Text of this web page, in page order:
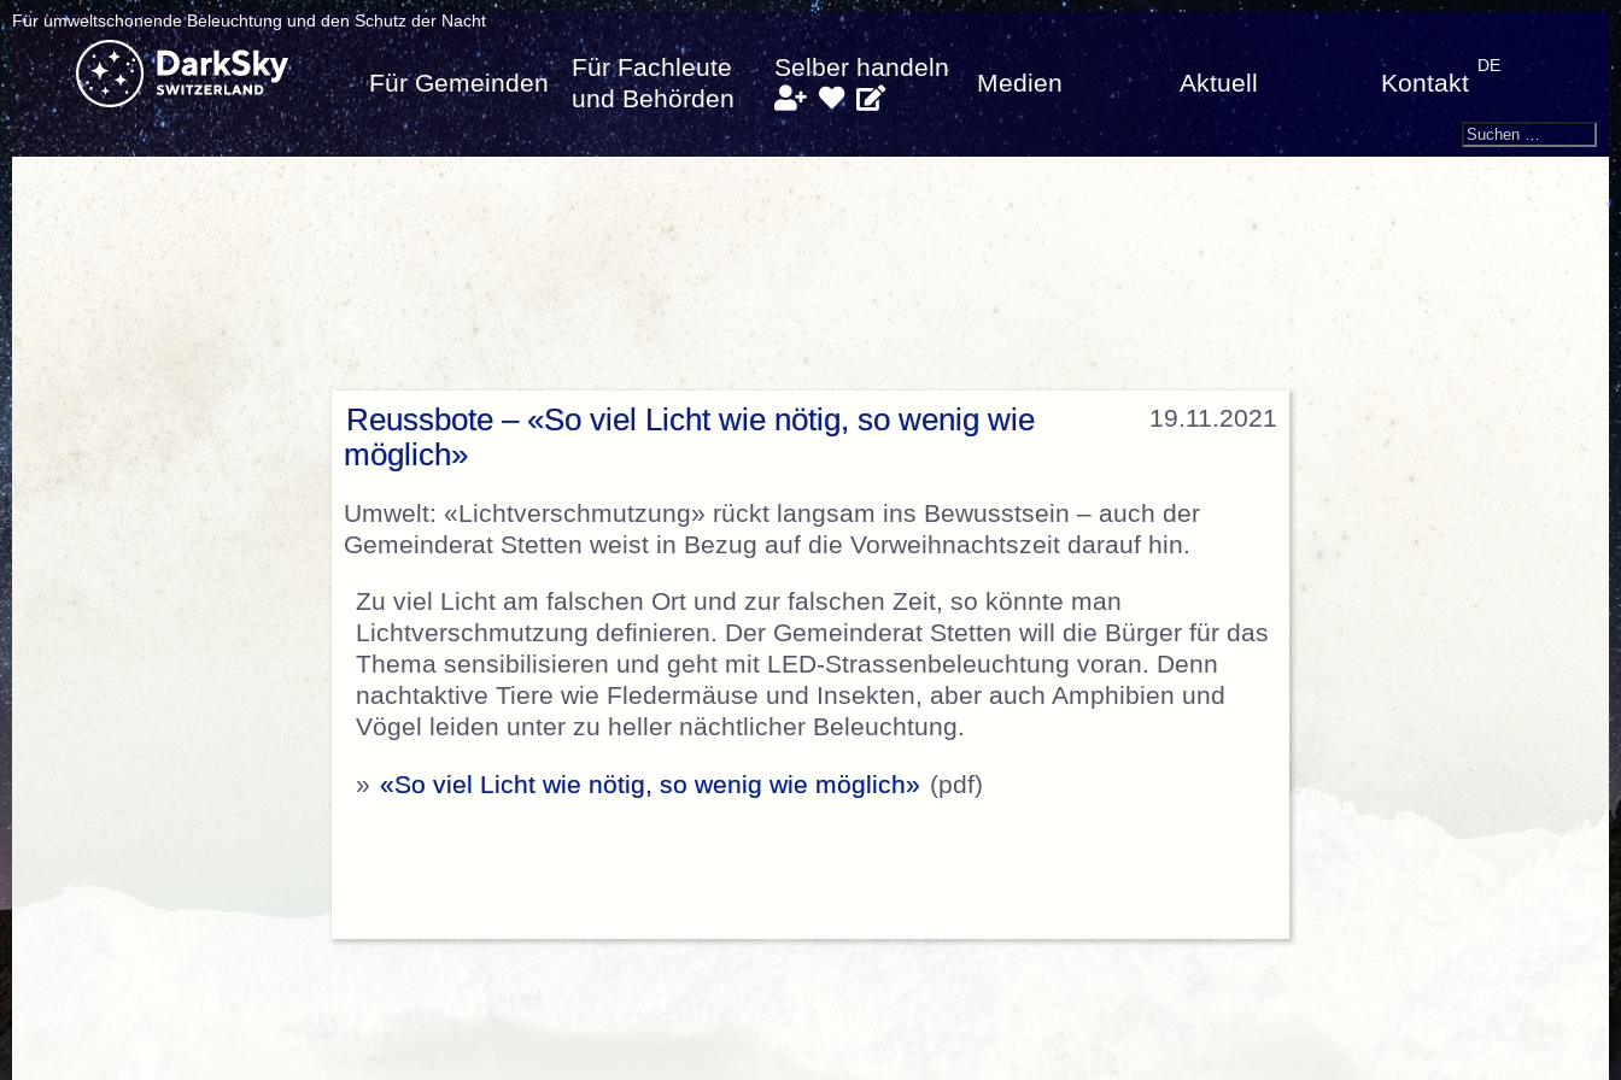
Für umweltschonende Beleuchtung und den Schutz der Nacht
Für Gemeinden
Für Fachleute
und Behörden
Selber handeln
Medien Aktuell Kontakt
DE
Search
Suchen
19.11.2021
Reussbote – «So viel Licht wie nötig, so wenig wie
möglich»
Umwelt: «Lichtverschmutzung» rückt langsam ins Bewusstsein – auch der
Gemeinderat Stetten weist in Bezug auf die Vorweihnachtszeit darauf hin.
Zu viel Licht am falschen Ort und zur falschen Zeit, so könnte man
Lichtverschmutzung definieren. Der Gemeinderat Stetten will die Bürger für das
Thema sensibilisieren und geht mit LED-Strassenbeleuchtung voran. Denn
nachtaktive Tiere wie Fledermäuse und Insekten, aber auch Amphibien und
Vögel leiden unter zu heller nächtlicher Beleuchtung.
» «So viel Licht wie nötig, so wenig wie möglich» (pdf)